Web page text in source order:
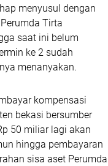
menyusul dengan
Tirta
saat ini belum
ke 2 sudah
menanyakan.
kompensasi
bekasi bersumber
50 miliar lagi akan
hingga pembayaran
sisa aset Perumda